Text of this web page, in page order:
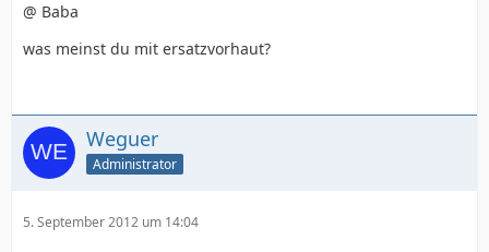
@ Baba
was meinst du mit ersatzvorhaut?
Weguer
Administrator
5. September 2012 um 14:04